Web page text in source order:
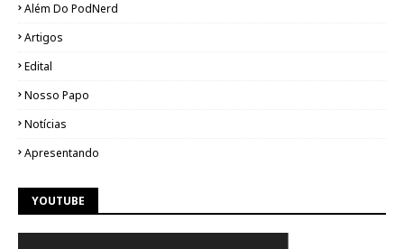
Além Do PodNerd
Artigos
Edital
Nosso Papo
Notícias
Apresentando
YOUTUBE